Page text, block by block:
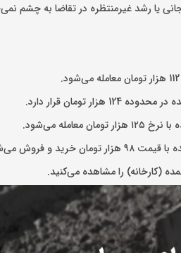
یا رشد غیرمنتظره در تقاضا به چشم
(کارخانه) را مشاهده می‌کنید.